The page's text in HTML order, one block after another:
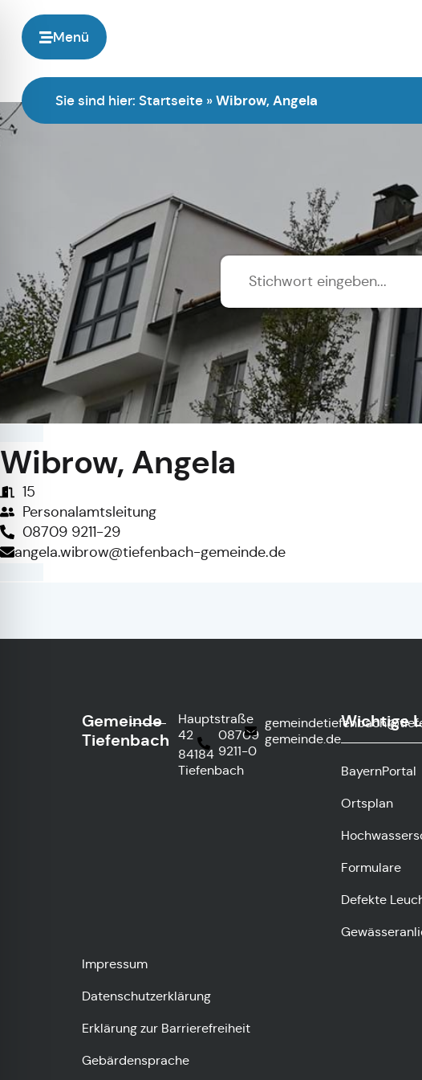
Menü
Zur
Sie sind hier: Startseite »Wibrow, Angela
Wibrow, Angela
15
Personalamtsleitung
08709 9211-29
angela.wibrow@tiefenbach-gemeinde.de
Gemeinde
Tiefenbach
Hauptstraße
42
84184
Tiefenbach
08709
9211-0
gemeinde.de
Wichtige
BayernPortal
Ortsplan
Formulare
Defekte
Impressum
Datenschutzerklärung
Erklärung zur Barrierefreiheit
Gebärdensprache